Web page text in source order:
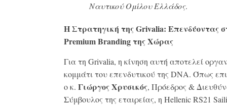
Ναυτικού Ομίλου Ελλάδος.
Η Στρατηγική της Grivalia: Επενδύοντας
Premium Branding της Χώρας
Για τη Grivalia, η κίνηση αυτή αποτελεί
κομμάτι του επενδυτικού της DNA. Όπως
ο κ. Γιώργος Χρυσικός, Πρόεδρος &
Σύμβουλος της εταιρείας, η Hellenic RS21